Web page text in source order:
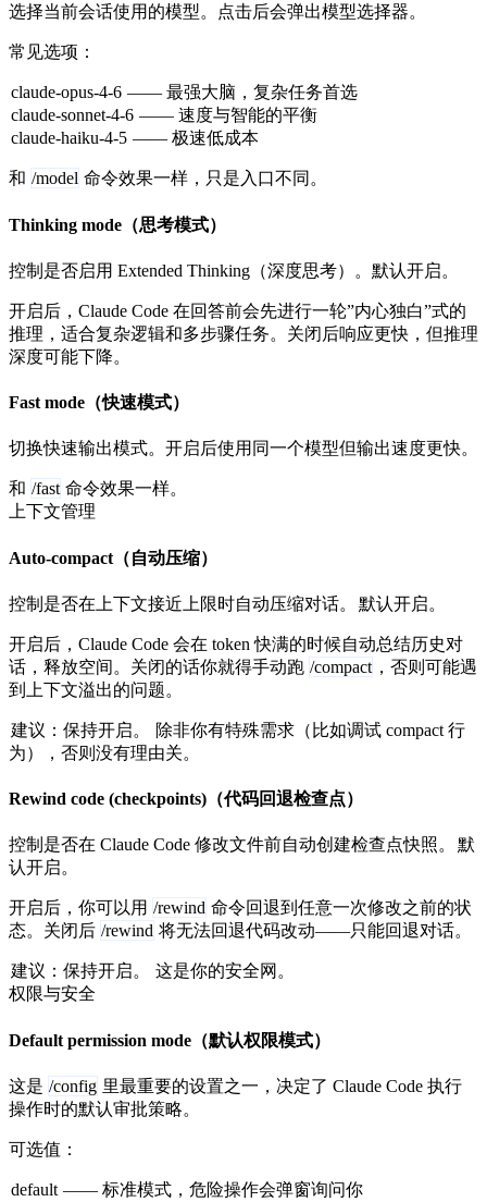
选择当前会话使用的模型。点击后会弹出模型选择器。
常见选项：
claude-opus-4-6 —— 最强大脑，复杂任务首选
claude-sonnet-4-6 —— 速度与智能的平衡
claude-haiku-4-5 —— 极速低成本
和 /model 命令效果一样，只是入口不同。
Thinking mode（思考模式）
控制是否启用 Extended Thinking（深度思考）。默认开启。
开启后，Claude Code 在回答前会先进行一轮”内心独白”式的
推理，适合复杂逻辑和多步骤任务。关闭后响应更快，但推理
深度可能下降。
Fast mode（快速模式）
切换快速输出模式。开启后使用同一个模型但输出速度更快。
和 /fast 命令效果一样。
上下文管理
Auto-compact（自动压缩）
控制是否在上下文接近上限时自动压缩对话。 默认开启。
开启后，Claude Code 会在 token 快满的时候自动总结历史对
话，释放空间。关闭的话你就得手动跑 /compact ，否则可能遇
到上下文溢出的问题。
建议：保持开启。
除非你有特殊需求（比如调试 compact 行
为），否则没有理由关。
Rewind code (checkpoints)（代码回退检查点）
控制是否在 Claude Code 修改文件前自动创建检查点快照。
默
认开启。
开启后，你可以用 /rewind 命令回退到任意一次修改之前的状
态。关闭后 /rewind 将无法回退代码改动——只能回退对话。
建议：保持开启。
这是你的安全网。
权限与安全
Default permission mode（默认权限模式）
这是 /config 里最重要的设置之一，决定了 Claude Code 执行
操作时的默认审批策略。
可选值：
default —— 标准模式，危险操作会弹窗询问你